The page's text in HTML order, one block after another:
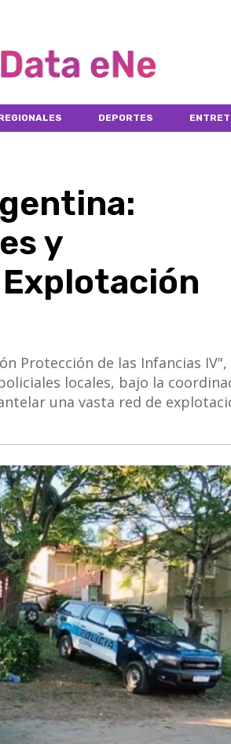
DEPORTES
y
Protección de las Infancias IV",
locales, bajo la
una vasta red de